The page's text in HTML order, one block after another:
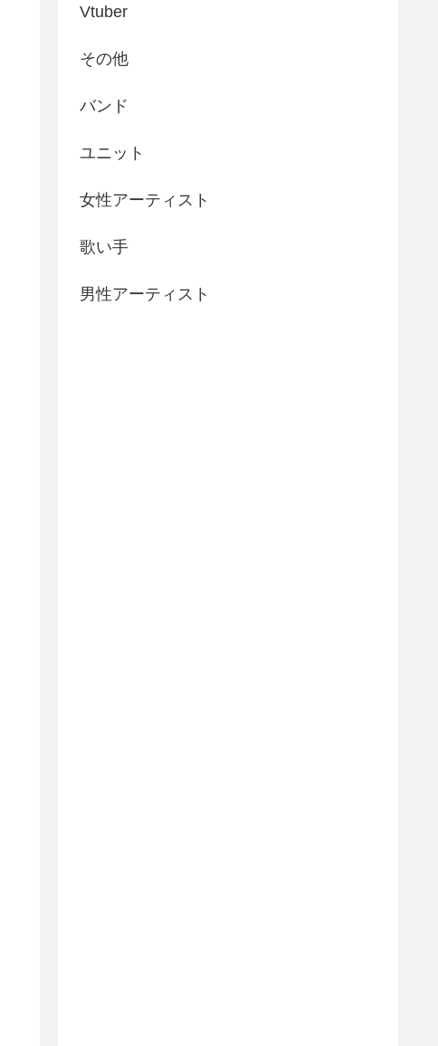
Vtuber
その他
バンド
ユニット
女性アーティスト
歌い手
男性アーティスト